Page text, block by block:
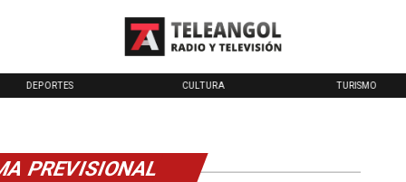
DEPORTES CULTURA TURISMO
PREVISIONAL